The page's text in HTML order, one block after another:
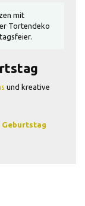
mit
Tortendeko
und kreative
Geburtstag